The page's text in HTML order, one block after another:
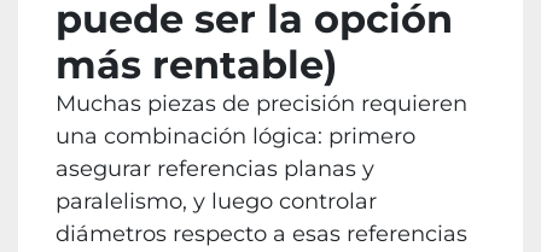
puede ser la opción
más rentable)
Muchas piezas de precisión requieren
una combinación lógica: primero
asegurar referencias planas y
paralelismo, y luego controlar
diámetros respecto a esas referencias